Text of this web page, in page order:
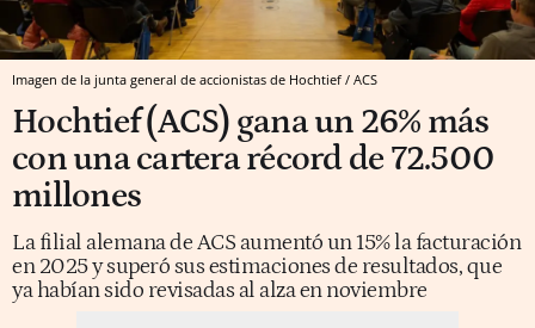
Imagen de la junta general de accionistas de Hochtief / ACS
Hochtief (ACS) gana un 26% más
con una cartera récord de 72.500
millones
La filial alemana de ACS aumentó un 15% la facturación
en 2025 y superó sus estimaciones de resultados, que
ya habían sido revisadas al alza en noviembre